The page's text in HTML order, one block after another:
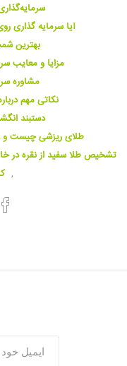
آیا سرمایه گذاری
بهترین
مزایا و معایب
مشاوره
نکاتی مهم
دستبند
طلای ریزشی چیست
تشخیص طلا سفید از نقره در
,